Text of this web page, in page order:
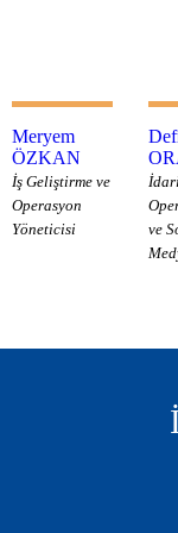
Meryem
ÖZKAN
İş Geliştirme ve
Operasyon
Yöneticisi
ve